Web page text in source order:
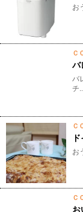
お
Ｃ
バ
バ
チ...
Ｃ
お
Ｃ
お